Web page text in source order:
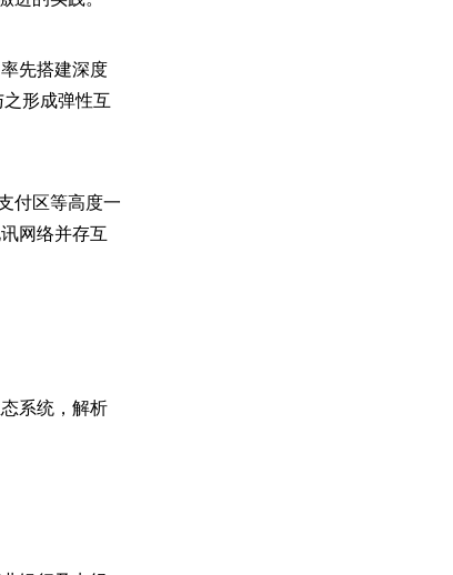
先搭建深度
形成弹性互
付区等高度一
网络并存互
系统，解析